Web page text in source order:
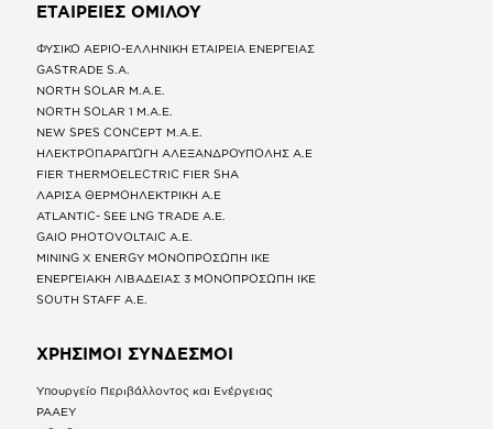
ΕΤΑΙΡΕΙΕΣ ΟΜΙΛΟΥ
ΦΥΣΙΚΟ ΑΕΡΙΟ-ΕΛΛΗΝΙΚΗ ΕΤΑΙΡΕΙΑ ΕΝΕΡΓΕΙΑΣ
GASTRADE S.A.
NORTH SOLAR M.Α.Ε.
NORTH SOLAR 1 M.Α.Ε.
NEW SPES CONCEPT Μ.Α.Ε.
ΗΛΕΚΤΡΟΠΑΡΑΓΩΓΗ ΑΛΕΞΑΝΔΡΟΥΠΟΛΗΣ A.E
FIER THERMOELECTRIC FIER SHA
ΛΑΡΙΣΑ ΘΕΡΜΟΗΛΕΚΤΡΙΚΗ A.E
ATLANTIC- SEE LNG TRADE A.E.
GAIO PHOTOVOLTAIC Α.Ε.
MINING X ENERGY ΜΟΝΟΠΡΟΣΩΠΗ ΙΚΕ
ΕΝΕΡΓΕΙΑΚΗ ΛΙΒΑΔΕΙΑΣ 3 ΜΟΝΟΠΡΟΣΩΠΗ ΙΚΕ
SOUTH STAFF Α.Ε.
ΧΡΗΣΙΜΟΙ ΣΥΝΔΕΣΜΟΙ
Υπουργείο Περιβάλλοντος και Ενέργειας
ΡΑΑΕΥ